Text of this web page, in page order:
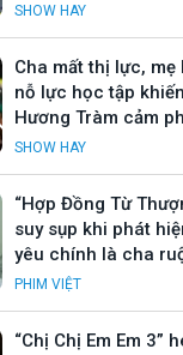
SHOW HAY
Cha mất thị lực, mẹ
nỗ lực học tập
Hương Tràm cảm
SHOW HAY
“Hợp Đồng Từ
suy sụp khi phát
yêu chính là cha
PHIM VIỆT
“Chị Chị Em Em 3”